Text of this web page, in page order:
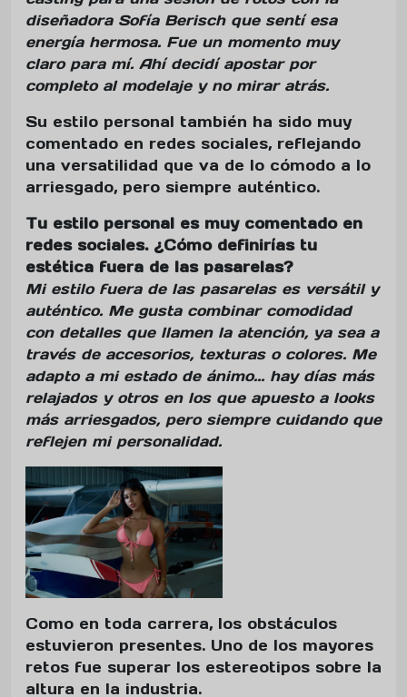
diseñadora Sofía Berisch que sentí esa
energía hermosa. Fue un momento muy
claro para mí. Ahí decidí apostar por
completo al modelaje y no mirar atrás.
Su estilo personal también ha sido muy
comentado en redes sociales, reflejando
una versatilidad que va de lo cómodo a lo
arriesgado, pero siempre auténtico.
Tu estilo personal es muy comentado en
redes sociales. ¿Cómo definirías tu
estética fuera de las pasarelas?
Mi estilo fuera de las pasarelas es versátil y
auténtico. Me gusta combinar comodidad
con detalles que llamen la atención, ya sea a
través de accesorios, texturas o colores. Me
adapto a mi estado de ánimo... hay días más
relajados y otros en los que apuesto a looks
más arriesgados, pero siempre cuidando que
reflejen mi personalidad.
Como en toda carrera, los obstáculos
estuvieron presentes. Uno de los mayores
retos fue superar los estereotipos sobre la
altura en la industria.